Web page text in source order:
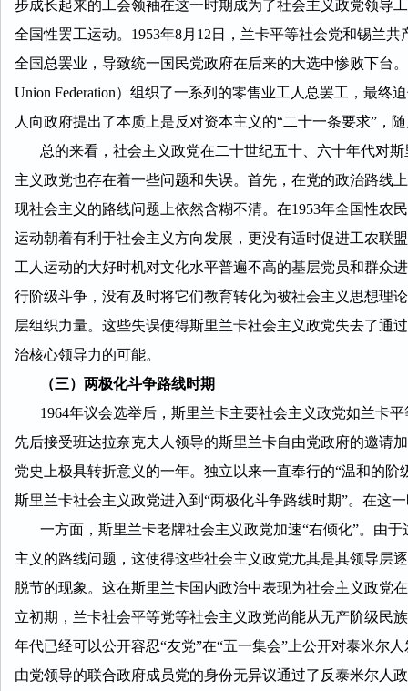
步成长起来的工会领袖在这一时期成为了社会主义政党领导
全国性罢工运动。1953年8月12日，兰卡平等社会党和锡兰
全国总罢业，导致统一国民党政府在后来的大选中惨败下台
Union Federation）组织了一系列的零售业工人总罢工，最终
人向政府提出了本质上是反对资本主义的“二十一条要求”，
总的来看，社会主义政党在二十世纪五十、六十年代对斯
主义政党也存在着一些问题和失误。首先，在党的政治路线
现社会主义的路线问题上依然含糊不清。在1953年全国性农
运动朝着有利于社会主义方向发展，更没有适时促进工农联
工人运动的大好时机对文化水平普遍不高的基层党员和群众
行阶级斗争，没有及时将它们教育转化为被社会主义思想理
层组织力量。这些失误使得斯里兰卡社会主义政党失去了通
治核心领导力的可能。
（三）两极化斗争路线时期
1964年议会选举后，斯里兰卡主要社会主义政党如兰卡平
先后接受班达拉奈克夫人领导的斯里兰卡自由党政府的邀请
党史上极具转折意义的一年。独立以来一直奉行的“温和的
斯里兰卡社会主义政党进入到“两极化斗争路线时期”。在这
一方面，斯里兰卡老牌社会主义政党加速“右倾化”。由于
主义的路线问题，这使得这些社会主义政党尤其是其领导层
脱节的现象。这在斯里兰卡国内政治中表现为社会主义政党
立初期，兰卡社会平等党等社会主义政党尚能从无产阶级民
年代已经可以公开容忍“友党”在“五一集会”上公开对泰米尔
由党领导的联合政府成员党的身份无异议通过了反泰米尔人